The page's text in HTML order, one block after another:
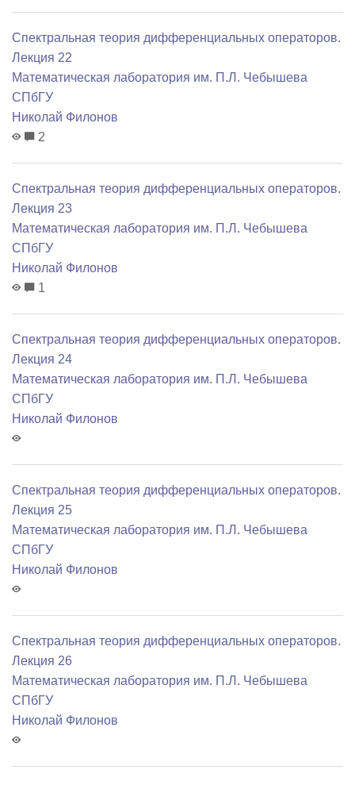
Спектральная теория дифференциальных операторов.
Лекция 22
Математичеcкая лаборатория им. П.Л. Чебышева
СПбГУ
Николай Филонов
2
Спектральная теория дифференциальных операторов.
Лекция 23
Математичеcкая лаборатория им. П.Л. Чебышева
СПбГУ
Николай Филонов
1
Спектральная теория дифференциальных операторов.
Лекция 24
Математичеcкая лаборатория им. П.Л. Чебышева
СПбГУ
Николай Филонов
Спектральная теория дифференциальных операторов.
Лекция 25
Математичеcкая лаборатория им. П.Л. Чебышева
СПбГУ
Николай Филонов
Спектральная теория дифференциальных операторов.
Лекция 26
Математичеcкая лаборатория им. П.Л. Чебышева
СПбГУ
Николай Филонов